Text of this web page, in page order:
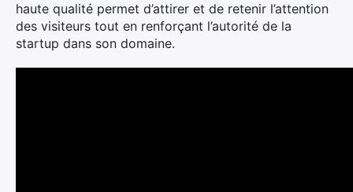
haute qualité permet d’attirer et de retenir l’attention
des visiteurs tout en renforçant l’autorité de la
startup dans son domaine.